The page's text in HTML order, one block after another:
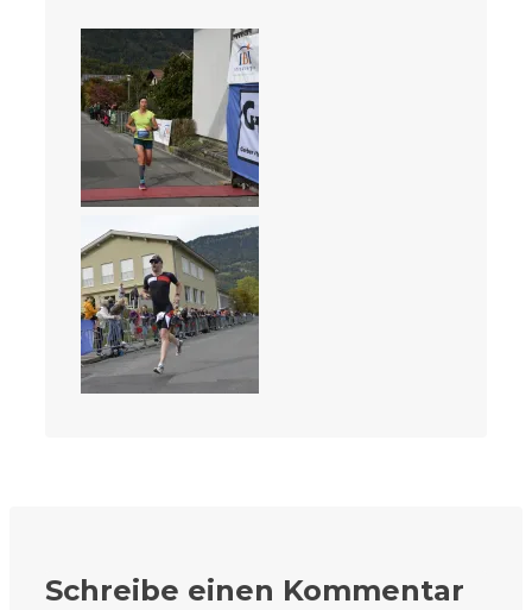
Schreibe einen Kommentar